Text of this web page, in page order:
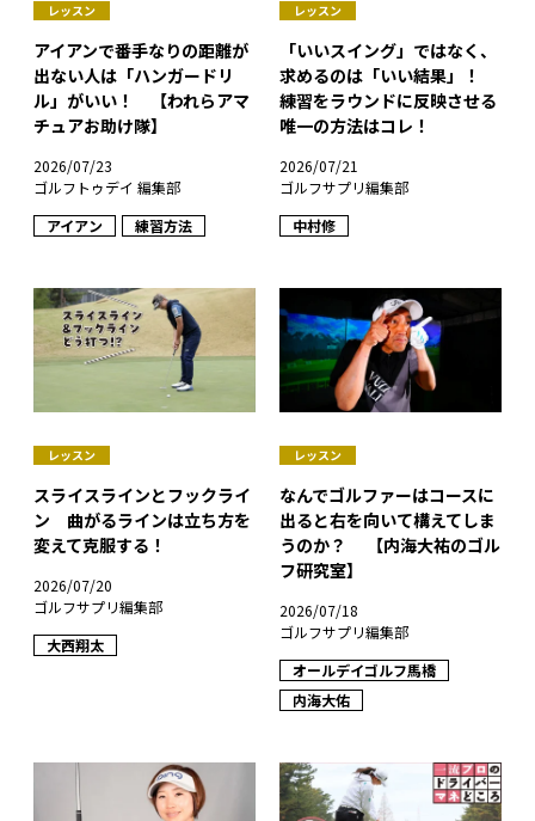
レッスン
アイアンで番手なりの距離が
出ない人は「ハンガードリ
ル」がいい！ 【われらアマ
チュアお助け隊】
2026/07/23
ゴルフトゥデイ 編集部
アイアン
練習方法
レッスン
「いいスイング」ではなく、
求めるのは「いい結果」！
練習をラウンドに反映させる
唯一の方法はコレ！
2026/07/21
ゴルフサプリ編集部
中村修
レッスン
スライスラインとフックライ
ン 曲がるラインは立ち方を
変えて克服する！
2026/07/20
ゴルフサプリ編集部
大西翔太
レッスン
なんでゴルファーはコースに
出ると右を向いて構えてしま
うのか？ 【内海大祐のゴル
フ研究室】
2026/07/18
ゴルフサプリ編集部
オールデイゴルフ馬橋
内海大佑